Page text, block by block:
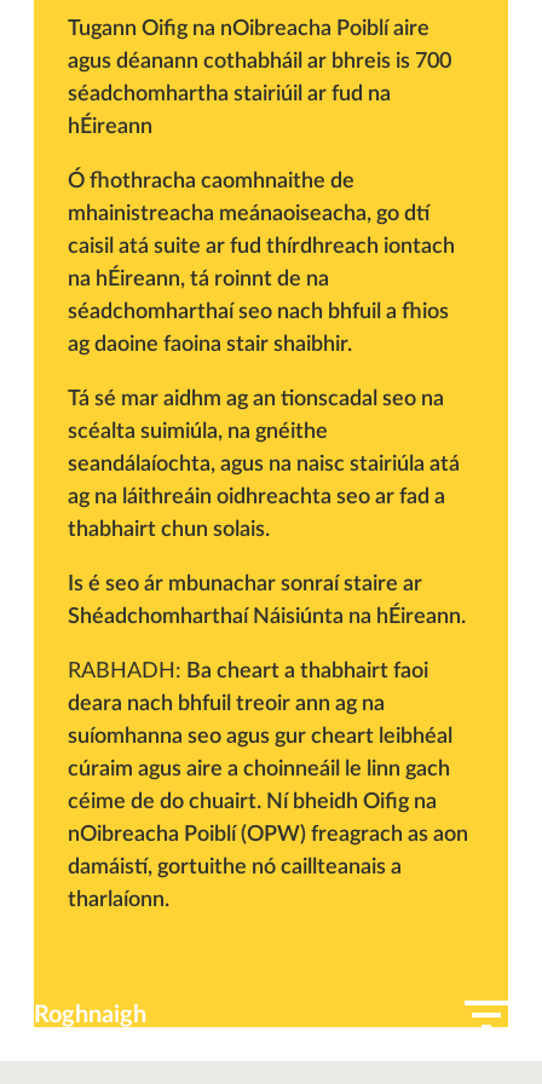
Tugann Oifig na nOibreacha Poiblí aire
agus déanann cothabháil ar bhreis is 700
séadchomhartha stairiúil ar fud na
hÉireann
Ó fhothracha caomhnaithe de
mhainistreacha meánaoiseacha, go dtí
caisil atá suite ar fud thírdhreach iontach
na hÉireann, tá roinnt de na
séadchomharthaí seo nach bhfuil a fhios
ag daoine faoina stair shaibhir.
Tá sé mar aidhm ag an tionscadal seo na
scéalta suimiúla, na gnéithe
seandálaíochta, agus na naisc stairiúla atá
ag na láithreáin oidhreachta seo ar fad a
thabhairt chun solais.
Is é seo ár mbunachar sonraí staire ar
Shéadchomharthaí Náisiúnta na hÉireann.
RABHADH: Ba cheart a thabhairt faoi
deara nach bhfuil treoir ann ag na
suíomhanna seo agus gur cheart leibhéal
cúraim agus aire a choinneáil le linn gach
céime de do chuairt. Ní bheidh Oifig na
nOibreacha Poiblí (OPW) freagrach as aon
damáistí, gortuithe nó caillteanais a
tharlaíonn.
Roghnaigh